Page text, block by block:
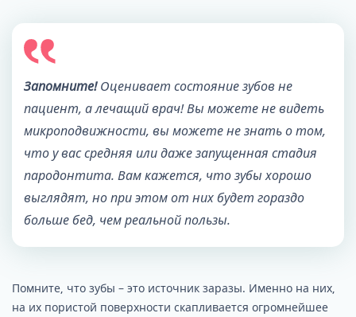
Запомните!Оценивает состояние зубов не
пациент, а лечащий врач! Вы можете не видеть
микроподвижности, вы можете не знать о том,
что у вас средняя или даже запущенная стадия
пародонтита. Вам кажется, что зубы хорошо
выглядят, но при этом от них будет гораздо
больше бед, чем реальной пользы.
Помните, что зубы – это источник заразы. Именно на них,
на их пористой поверхности скапливается огромнейшее